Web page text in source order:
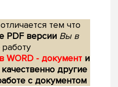
тем что
PDF версии Вы в
работу
WORD - документ и
другие
с документом